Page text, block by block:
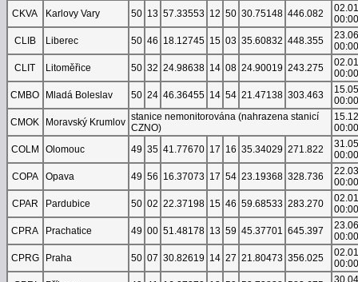
CKVA
Karlovy Vary 50 13 57.33553 12 50 30.75148 446.082
00:00
CLIB
Liberec 50 46 18.12745 15 03 35.60832 448.355
00:00
CLIT
Litoměřice 50 32 24.98638 14 08 24.90019 243.275
00:00
CMBO
Mladá Boleslav 50 24 46.36455 14 54 21.47138 303.463
00:00
CMOK
Moravský Krumlov stanice nemonitorována (nahrazena stanicí
CZNO)
00:00
COLM
Olomouc 49 35 41.77670 17 16 35.34029 271.822
00:00
COPA
Opava 49 56 16.37073 17 54 23.19368 328.736
00:00
CPAR
Pardubice 50 02 22.37198 15 46 59.68533 283.270
00:00
CPRA
Prachatice 49 00 51.48178 13 59 45.37701 645.397
00:00
CPRG
Praha 50 07 30.82619 14 27 21.80473 356.025
00:00